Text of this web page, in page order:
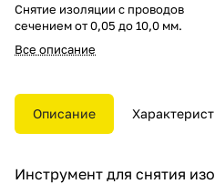
Снятие изоляции с проводов
сечением от 0,05 до 10,0 мм.
Все описание
Описание
Инструмент для снятия